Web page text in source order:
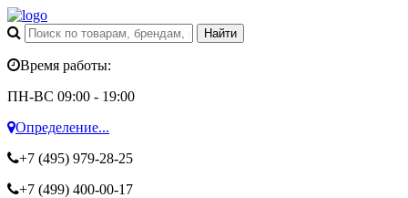
Время работы:
ПН-ВС 09:00 - 19:00
Определение...
+7 (495) 979-28-25
+7 (499) 400-00-17